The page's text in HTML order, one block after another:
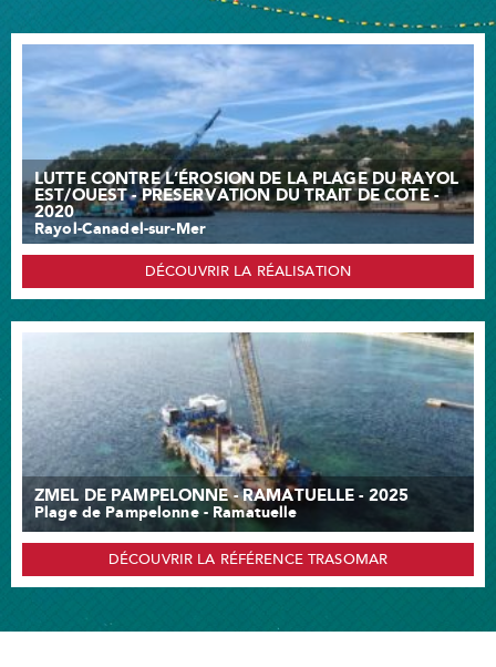
LUTTE CONTRE L’ÉROSION DE LA PLAGE DU RAYOL
EST/OUEST - PRESERVATION DU TRAIT DE COTE -
2020
Rayol-Canadel-sur-Mer
DÉCOUVRIR LA RÉALISATION
ZMEL DE PAMPELONNE - RAMATUELLE - 2025
Plage de Pampelonne - Ramatuelle
DÉCOUVRIR LA RÉFÉRENCE TRASOMAR